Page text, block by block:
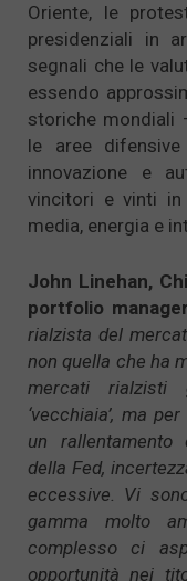
Oriente, le
presidenziali in
segnali che le
essendo
storiche mondiali
le aree
innovazione e
vincitori e vinti in
media, energia e
John Linehan,
portfolio manager
rialzista del
non quella che ha
mercati rialzisti
‘vecchiaia’, ma
un rallentamento
della Fed,
eccessive. Vi
gamma molto
complesso ci
opportunità nei